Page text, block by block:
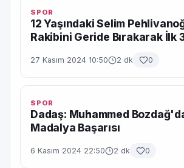
SPOR
12 Yaşındaki Selim
Rakibini Geride Bırakarak İlk
27 Kasım 2024 10:50 2 dk 0
SPOR
Dadaş: Muhammed
Madalya Başarısı
6 Kasım 2024 22:50 2 dk 0